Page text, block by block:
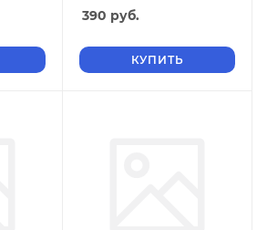
2006
390 руб.
КУПИТЬ